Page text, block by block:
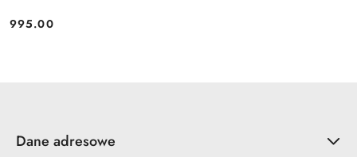
Cena:
995.00
Dane adresowe